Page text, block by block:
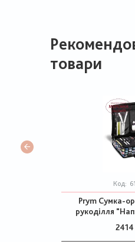
товари
Код:
Prym Сумка-
рукоділля
2414